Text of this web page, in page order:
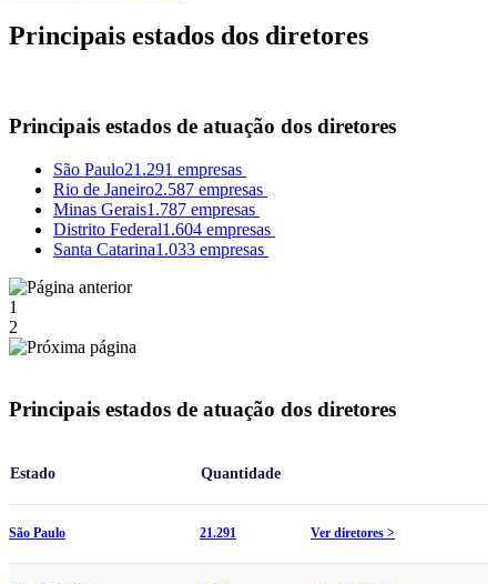
Principais estados dos diretores
Principais estados de atuação dos diretores
São Paulo21.291 empresas
Rio de Janeiro2.587 empresas
Minas Gerais1.787 empresas
Distrito Federal1.604 empresas
Santa Catarina1.033 empresas
1
2
Principais estados de atuação dos diretores
Estado Quantidade
São Paulo 21.291 Ver diretores >